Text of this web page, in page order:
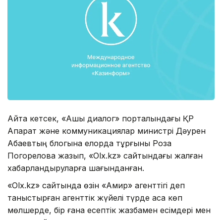
Айта кетсек, «Ашық диалог» порталындағы ҚР
Ақпарат және коммуникациялар министрі Дәурен
Абаевтың блогына елорда тұрғыны Роза
Погорелова жазып, «Оlx.kz» сайтындағы жалған
хабарландыруларға шағынданған.
«Оlx.kz» сайтында өзін «Амир» агенттігі деп
таныстырған агенттік жүйелі түрде аса көп
мөлшерде, бір ғана есептік жазбамен есімдері мен